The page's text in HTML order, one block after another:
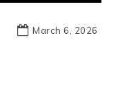
March 6, 2026